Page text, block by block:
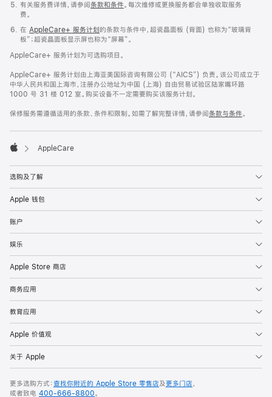
有关服务费详情，请参阅条款和条件。每次维修或更换服务都会单独收取服务
费。
在 AppleCare+ 服务计划 的条款与条件中，超瓷晶面板 (背面) 也称为“玻璃背
板”；超瓷晶面板显示屏也称为“屏幕”。
AppleCare+ 服务计划为可选购项目。
AppleCare+ 服务计划由上海亚美国际咨询有限公司 (“AICS”) 负责。该公司成立于
中华人民共和国上海市，注册办公地址为中国 (上海) 自由贸易试验区陆家嘴环路
1000 号 31 楼 012 室。购买设备不一定需要购买该服务计划。
保修服务需遵循适用的条款、条件和限制。如需了解完整详情，请参阅条款与条件。

AppleCare
选购及了解
Apple 钱包
账户
娱乐
Apple Store 商店
商务应用
教育应用
Apple 价值观
关于 Apple
更多选购方式：查找你附近的 Apple Store 零售店及更多门店，
或者致电 400-666-8800。